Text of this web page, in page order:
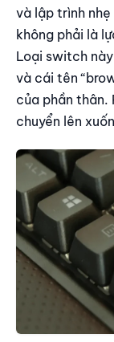
và lập trình
không phải là
Loại switch
và cái tên
của phần thân.
chuyển lên